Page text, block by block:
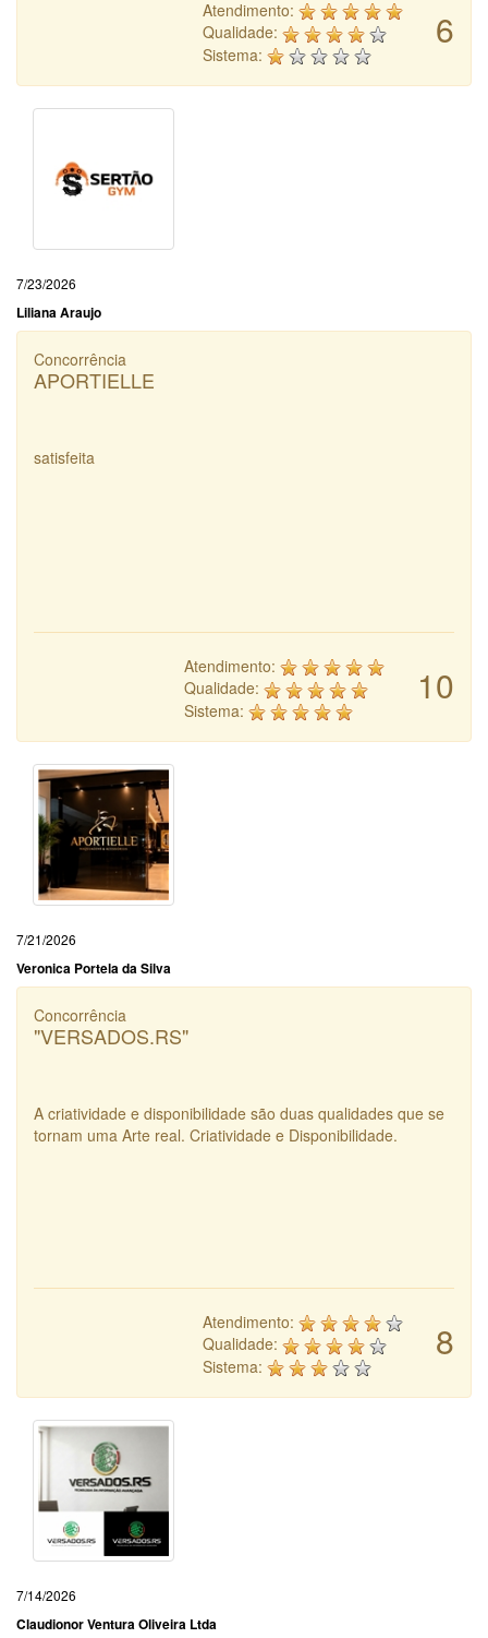
6
Atendimento:
Qualidade:
Sistema:
7/23/2026
Liliana Araujo
Concorrência
APORTIELLE
satisfeita
10
Atendimento:
Qualidade:
Sistema:
7/21/2026
Veronica Portela da Silva
Concorrência
"VERSADOS.RS"
A criatividade e disponibilidade são duas qualidades que se
tornam uma Arte real. Criatividade e Disponibilidade.
8
Atendimento:
Qualidade:
Sistema:
7/14/2026
Claudionor Ventura Oliveira Ltda